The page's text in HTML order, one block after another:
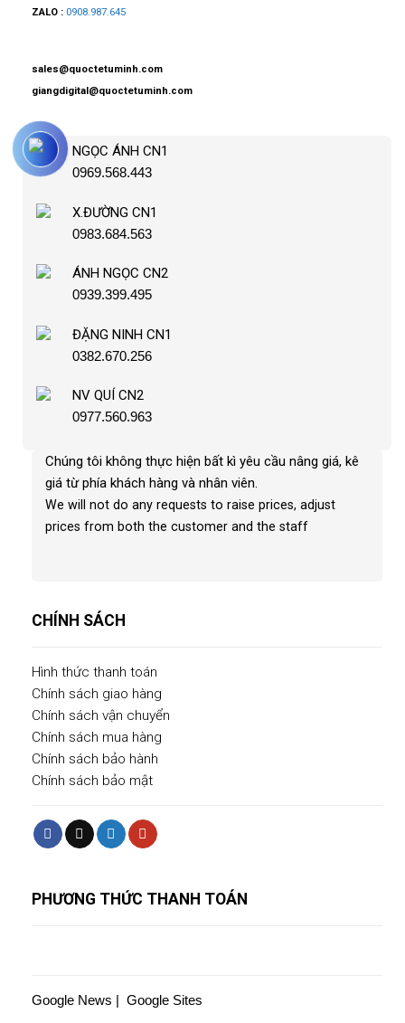
ZALO : 0908.987.645
sales@quoctetuminh.com
giangdigital@quoctetuminh.com
NGỌC ÁNH CN1
0969.568.443
X.ĐƯỜNG CN1
0983.684.563
ÁNH NGỌC CN2
0939.399.495
ĐẶNG NINH CN1
0382.670.256
NV QUÍ CN2
0977.560.963
Chúng tôi không thực hiện bất kì yêu cầu nâng giá, kê
giá từ phía khách hàng và nhân viên.
We will not do any requests to raise prices, adjust
prices from both the customer and the staff
CHÍNH SÁCH
Hình thức thanh toán
Chính sách giao hàng
Chính sách vận chuyển
Chính sách mua hàng
Chính sách bảo hành
Chính sách bảo mật
PHƯƠNG THỨC THANH TOÁN
Google News | Google Sites